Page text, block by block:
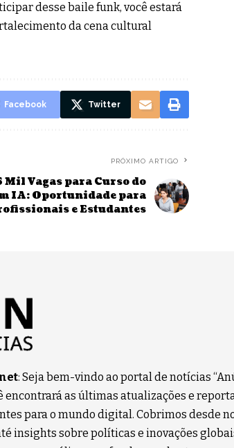
desse baile funk, você estará
da cena cultural
Facebook Twitter
PRÓXIMO ARTIGO
Mil Vagas para Curso do
IA: Oportunidade para
e Estudantes
: Seja bem-vindo ao portal de notícias
encontrará as últimas atualizações e
para o mundo digital. Cobrimos desde
insights sobre políticas e inovações